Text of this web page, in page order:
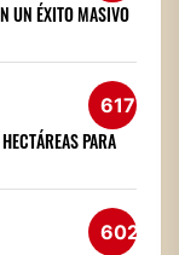
UN ÉXITO MASIVO
617
PARA
602